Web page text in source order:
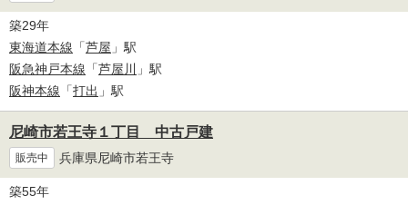
築29年
東海道本線 「芦屋 」駅
阪急神戸本線 「芦屋川
」駅
阪神本線 「打出 」駅
尼崎市若王寺１丁目 中古戸建
販売中 兵庫県尼崎市若王寺
築55年